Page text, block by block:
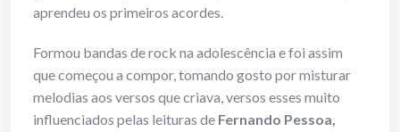
aprendeu os primeiros acordes.
Formou bandas de rock na adolescência e foi assim
que começou a compor, tomando gosto por misturar
melodias aos versos que criava, versos esses muito
influenciados pelas leituras de Fernando Pessoa,